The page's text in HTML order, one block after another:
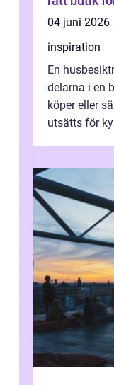
04 juni 2026
inspiration
En
delarna i en
köper eller
utsätts för